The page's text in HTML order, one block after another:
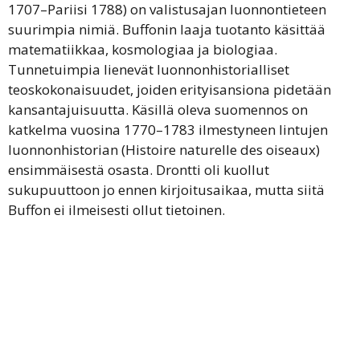
1707–Pariisi 1788) on valistusajan luonnontieteen
suurimpia nimiä. Buffonin laaja tuotanto käsittää
matematiikkaa, kosmologiaa ja biologiaa.
Tunnetuimpia lienevät luonnonhistorialliset
teoskokonaisuudet, joiden erityisansiona pidetään
kansantajuisuutta. Käsillä oleva suomennos on
katkelma vuosina 1770–1783 ilmestyneen lintujen
luonnonhistorian (Histoire naturelle des oiseaux)
ensimmäisestä osasta. Drontti oli kuollut
sukupuuttoon jo ennen kirjoitusaikaa, mutta siitä
Buffon ei ilmeisesti ollut tietoinen.